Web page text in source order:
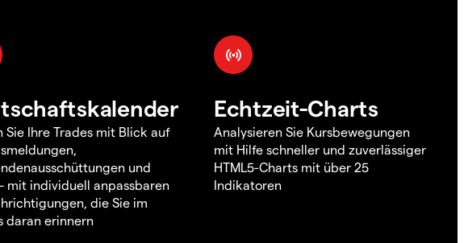
Sie Ihre Trades mit Blick auf
und
mit individuell anpassbaren
die Sie im
daran erinnern
Echtzeit-Charts
Analysieren Sie Kursbewegungen
mit Hilfe schneller und zuverlässiger
HTML5-Charts mit über 25
Indikatoren